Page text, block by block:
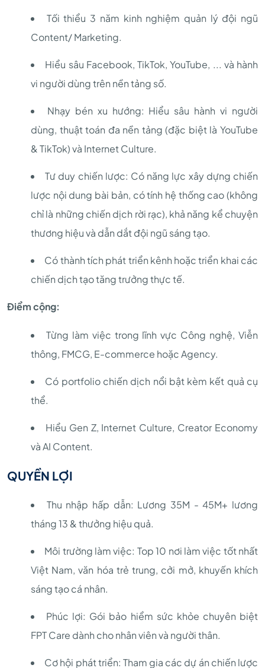
Tối thiểu 3 năm kinh nghiệm quản lý đội ngũ
Content/ Marketing.
Hiểu sâu Facebook, TikTok, YouTube, ... và hành
vi người dùng trên nền tảng số.
Nhạy bén xu hướng: Hiểu sâu hành vi người
dùng, thuật toán đa nền tảng (đặc biệt là YouTube
& TikTok) và Internet Culture.
Tư duy chiến lược: Có năng lực xây dựng chiến
lược nội dung bài bản, có tính hệ thống cao (không
chỉ là những chiến dịch rời rạc), khả năng kể chuyện
thương hiệu và dẫn dắt đội ngũ sáng tạo.
Có thành tích phát triển kênh hoặc triển khai các
chiến dịch tạo tăng trưởng thực tế.
Điểm cộng:
Từng làm việc trong lĩnh vực Công nghệ, Viễn
thông, FMCG, E-commerce hoặc Agency.
Có portfolio chiến dịch nổi bật kèm kết quả cụ
thể.
Hiểu Gen Z, Internet Culture, Creator Economy
và AI Content.
QUYỀN LỢI
Thu nhập hấp dẫn: Lương 35M - 45M+ lương
tháng 13 & thưởng hiệu quả.
Môi trường làm việc: Top 10 nơi làm việc tốt nhất
Việt Nam, văn hóa trẻ trung, cởi mở, khuyến khích
sáng tạo cá nhân.
Phúc lợi: Gói bảo hiểm sức khỏe chuyên biệt
FPT Care dành cho nhân viên và người thân.
Cơ hội phát triển: Tham gia các dự án chiến lược